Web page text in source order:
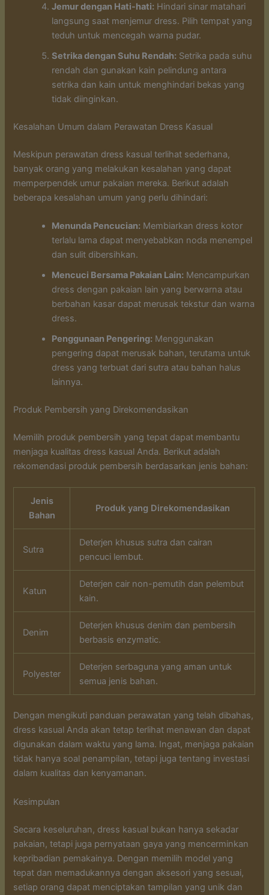
Jemur dengan Hati-hati: Hindari sinar matahari
langsung saat menjemur dress. Pilih tempat yang
teduh untuk mencegah warna pudar.
Setrika dengan Suhu Rendah: Setrika pada suhu
rendah dan gunakan kain pelindung antara
setrika dan kain untuk menghindari bekas yang
tidak diinginkan.
Kesalahan Umum dalam Perawatan Dress Kasual
Meskipun perawatan dress kasual terlihat sederhana,
banyak orang yang melakukan kesalahan yang dapat
memperpendek umur pakaian mereka. Berikut adalah
beberapa kesalahan umum yang perlu dihindari:
Menunda Pencucian: Membiarkan dress kotor
terlalu lama dapat menyebabkan noda menempel
dan sulit dibersihkan.
Mencuci Bersama Pakaian Lain: Mencampurkan
dress dengan pakaian lain yang berwarna atau
berbahan kasar dapat merusak tekstur dan warna
dress.
Penggunaan Pengering: Menggunakan
pengering dapat merusak bahan, terutama untuk
dress yang terbuat dari sutra atau bahan halus
lainnya.
Produk Pembersih yang Direkomendasikan
Memilih produk pembersih yang tepat dapat membantu
menjaga kualitas dress kasual Anda. Berikut adalah
rekomendasi produk pembersih berdasarkan jenis bahan:
Jenis
Bahan
Produk yang Direkomendasikan
Sutra
Deterjen khusus sutra dan cairan
pencuci lembut.
Katun
Deterjen cair non-pemutih dan pelembut
kain.
Denim
Deterjen khusus denim dan pembersih
berbasis enzymatic.
Polyester
Deterjen serbaguna yang aman untuk
semua jenis bahan.
Dengan mengikuti panduan perawatan yang telah dibahas,
dress kasual Anda akan tetap terlihat menawan dan dapat
digunakan dalam waktu yang lama. Ingat, menjaga pakaian
tidak hanya soal penampilan, tetapi juga tentang investasi
dalam kualitas dan kenyamanan.
Kesimpulan
Secara keseluruhan, dress kasual bukan hanya sekadar
pakaian, tetapi juga pernyataan gaya yang mencerminkan
kepribadian pemakainya. Dengan memilih model yang
tepat dan memadukannya dengan aksesori yang sesuai,
setiap orang dapat menciptakan tampilan yang unik dan